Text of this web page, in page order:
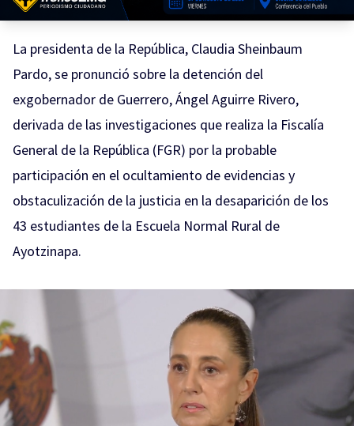
La presidenta de la República, Claudia Sheinbaum
Pardo, se pronunció sobre la detención del
exgobernador de Guerrero, Ángel Aguirre Rivero,
derivada de las investigaciones que realiza la Fiscalía
General de la República (FGR) por la probable
participación en el ocultamiento de evidencias y
obstaculización de la justicia en la desaparición de los
43 estudiantes de la Escuela Normal Rural de
Ayotzinapa.